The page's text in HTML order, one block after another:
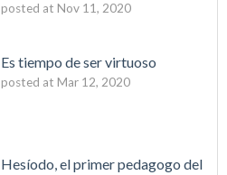
posted at Nov 11, 2020
Es tiempo de ser virtuoso
posted at Mar 12, 2020
Hesíodo, el primer pedagogo del